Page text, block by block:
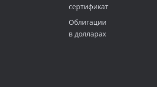
сертификат
‎Облигации
в долларах